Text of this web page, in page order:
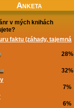
ANKETA
v mých knihách
faktu (záhady, tajemná
28%
32%
7%
6%